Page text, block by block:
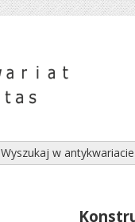
Wyszukaj w antykwariacie